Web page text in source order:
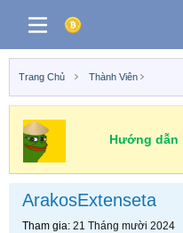
Trang Chủ Thành Viên
Hướng dẫn
ArakosExtenseta
Tham gia 21 Tháng mười 2024